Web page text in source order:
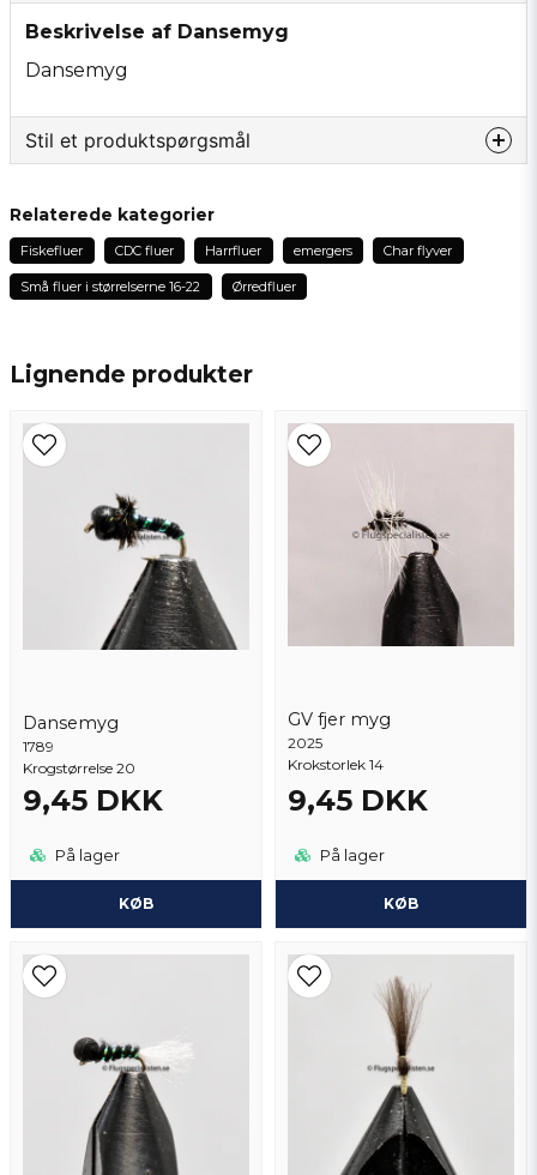
Lignende produkter
Dansemyg
1789
Krogstørrelse 20
9,45 DKK
På lager
KØB
GV fjer myg
2025
Krokstorlek 14
9,45 DKK
På lager
KØB
Beskrivelse af Dansemyg
Dansemyg
Stil et produktspørgsmål
Spørg os om noget om dette produkt...
Email adresse
Ja, du kan offentliggøre mit spørgsmål
Send spørgsmål
Relaterede kategorier
Fiskefluer CDC fluer Harrfluer emergers Char flyver
Små fluer i størrelserne 16-22 Ørredfluer